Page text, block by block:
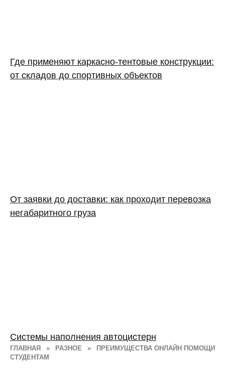
ГЛАВНАЯ » РАЗНОЕ »
ПРЕИМУЩЕСТВА ОНЛАЙН ПОМОЩИ
СТУДЕНТАМ
Где применяют каркасно‑тентовые конструкции:
от складов до спортивных объектов
От заявки до доставки: как проходит перевозка
негабаритного груза
Системы наполнения автоцистерн